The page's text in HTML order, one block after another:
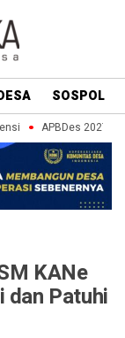
SOSPOL
APBDes 2027:
KANe
dan Patuhi